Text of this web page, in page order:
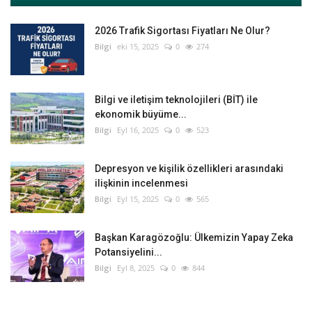
2026 Trafik Sigortası Fiyatları Ne Olur?
Bilgi eki 15, 2025 0 274
Bilgi ve iletişim teknolojileri (BİT) ile
ekonomik büyüme...
Bilgi Eyl 16, 2025 0 523
Depresyon ve kişilik özellikleri arasındaki
ilişkinin incelenmesi
Bilgi Eyl 15, 2025 0 565
Başkan Karagözoğlu: Ülkemizin Yapay Zeka
Potansiyelini...
Bilgi Eyl 8, 2025 0 844